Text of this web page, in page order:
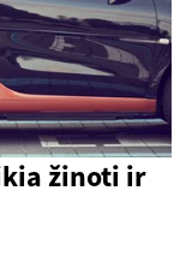
žinoti ir